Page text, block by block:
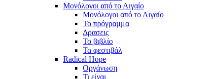
Μονόλογοι από το Αιγαίο
Μονόλογοι από το Αιγαίο
Το πρόγραμμα
Δρασεις
Το βιβλίο
Τα φεστιβάλ
Radical Hope
Οργάνωση
Τι είναι